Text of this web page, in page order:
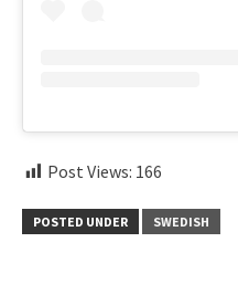
Post Views: 166
POSTED UNDER SWEDISH